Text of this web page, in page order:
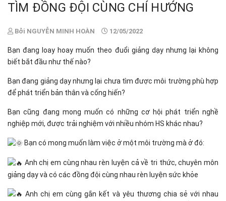
TÌM ĐỒNG ĐỘI CÙNG CHÍ HƯỚNG
Bởi NGUYỄN MINH HOÀN 12/05/2022
Bạn đang loay hoay muốn theo đuổi giảng dạy nhưng lại không
biết bắt đầu như thế nào?
Bạn đang giảng dạy nhưng lại chưa tìm được môi trường phù hợp
để phát triển bản thân và cống hiến?
Bạn cũng đang mong muốn có những cơ hội phát triển nghề
nghiệp mới, được trải nghiệm với nhiều nhóm HS khác nhau?
Bạn có mong muốn làm việc ở một môi trường mà ở đó:
Anh chị em cùng nhau rèn luyện cả về tri thức, chuyên môn
giảng dạy và có các đồng đội cùng nhau rèn luyện sức khỏe
Anh chị em cùng gắn kết và yêu thương chia sẻ với nhau